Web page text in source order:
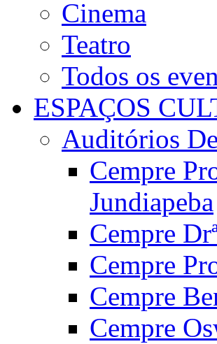
Cinema
Teatro
Todos os
ESPAÇOS
Auditórios
Cempre
Jundiapeba
Cempre
Cempre
Cempre
Cempre